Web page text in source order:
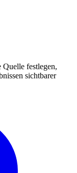
Quelle festlegen,
sichtbarer